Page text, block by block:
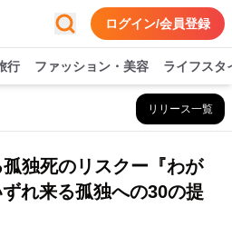
ログイン/会員登録
行 ファッション・美容 ライフスタ
リリース一覧
独死のリスクー『わが
れ来る孤独への30の提